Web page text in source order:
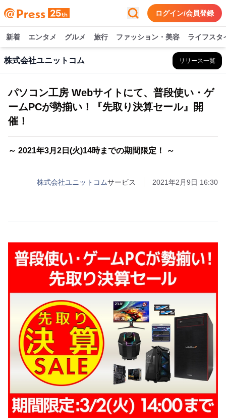
ログイン/会員登録
新着 エンタメ グルメ 旅行 ファッション・美容 ライフスタ
株式会社ユニットコム リリース一覧
パソコン工房 Webサイトにて、普段使い・ゲ
ームPCが勢揃い！『先取り決算セール』開
催！
～ 2021年3月2日(火)14時までの期間限定！ ～
株式会社ユニットコムサービス 2021年2月9日 16:30